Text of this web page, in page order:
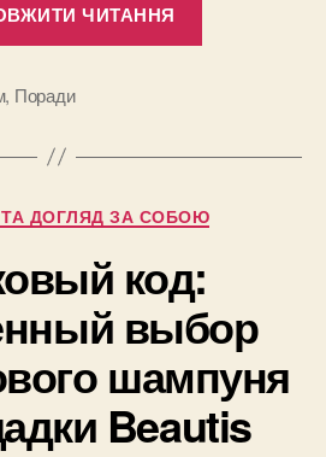
ЧИТАННЯ
, Поради
Категорії
ДОГЛЯД ЗА СОБОЮ
код:
выбор
шампуня
Beautis